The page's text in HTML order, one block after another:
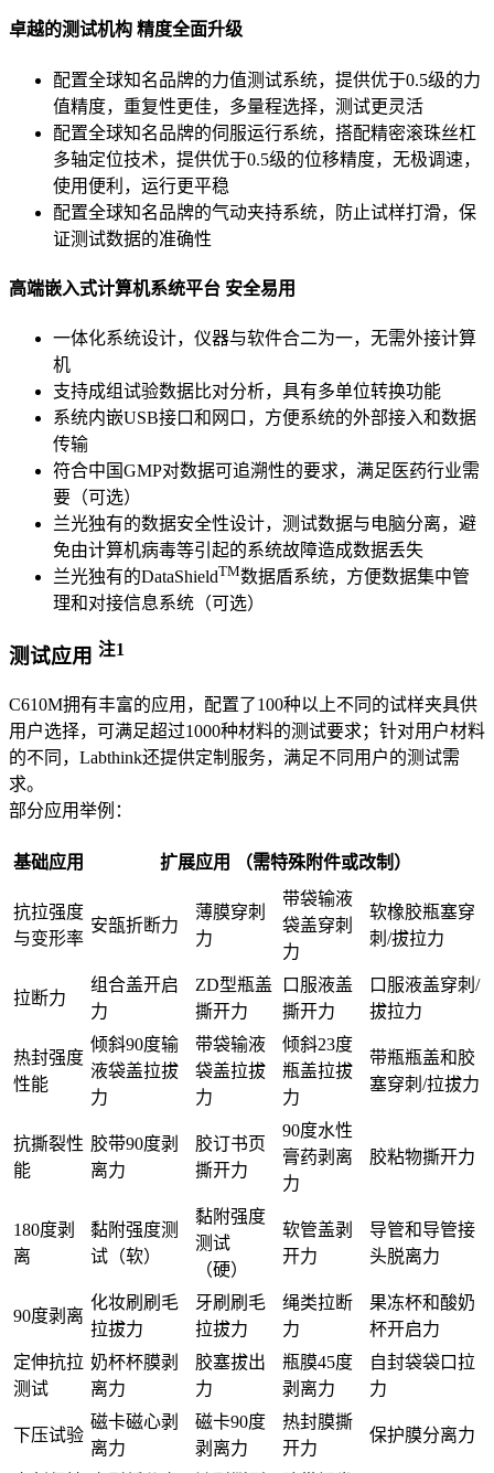
卓越的测试机构 精度全面升级
配置全球知名品牌的力值测试系统，提供优于0.5级的力
值精度，重复性更佳，多量程选择，测试更灵活
配置全球知名品牌的伺服运行系统，搭配精密滚珠丝杠
多轴定位技术，提供优于0.5级的位移精度，无极调速，
使用便利，运行更平稳
配置全球知名品牌的气动夹持系统，防止试样打滑，保
证测试数据的准确性
高端嵌入式计算机系统平台 安全易用
一体化系统设计，仪器与软件合二为一，无需外接计算
机
支持成组试验数据比对分析，具有多单位转换功能
系统内嵌USB接口和网口，方便系统的外部接入和数据
传输
符合中国GMP对数据可追溯性的要求，满足医药行业需
要（可选）
兰光独有的数据安全性设计，测试数据与电脑分离，避
免由计算机病毒等引起的系统故障造成数据丢失
兰光独有的DataShieldTM数据盾系统，方便数据集中管
理和对接信息系统（可选）
测试应用 注1
C610M拥有丰富的应用，配置了100种以上不同的试样夹具供
用户选择，可满足超过1000种材料的测试要求；针对用户材料
的不同，Labthink还提供定制服务，满足不同用户的测试需
求。
部分应用举例：
基础应用 扩展应用 （需特殊附件或改制）
抗拉强度
与变形率
安瓿折断力
薄膜穿刺
力
带袋输液
袋盖穿刺
力
软橡胶瓶塞穿
刺/拔拉力
拉断力
组合盖开启
力
ZD型瓶盖
撕开力
口服液盖
撕开力
口服液盖穿刺/
拔拉力
热封强度
性能
倾斜90度输
液袋盖拉拔
力
带袋输液
袋盖拉拔
力
倾斜23度
瓶盖拉拔
力
带瓶瓶盖和胶
塞穿刺/拉拔力
抗撕裂性
能
胶带90度剥
离力
胶订书页
撕开力
90度水性
膏药剥离
力
胶粘物撕开力
180度剥
离
黏附强度测
试（软）
黏附强度
测试
（硬）
软管盖剥
开力
导管和导管接
头脱离力
90度剥离
化妆刷刷毛
拉拔力
牙刷刷毛
拉拔力
绳类拉断
力
果冻杯和酸奶
杯开启力
定伸抗拉
测试
奶杯杯膜剥
离力
胶塞拔出
力
瓶膜45度
剥离力
自封袋袋口拉
力
下压试验
磁卡磁心剥
离力
磁卡90度
剥离力
热封膜撕
开力
保护膜分离力